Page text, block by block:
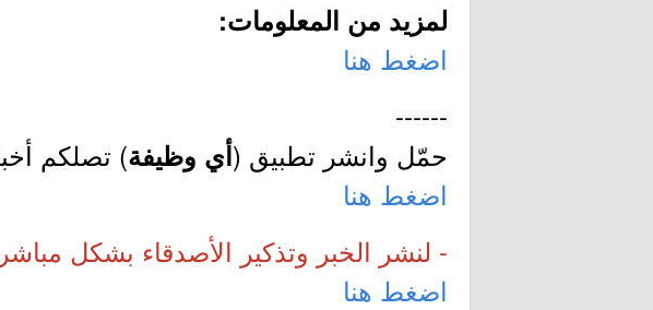
لمزيد من المعلومات:
اضغط هنا
------
حمّل وانشر تطبيق (أي وظيفة) تصلكم
اضغط هنا
- لنشر الخبر وتذكير الأصدقاء بشكل
اضغط هنا